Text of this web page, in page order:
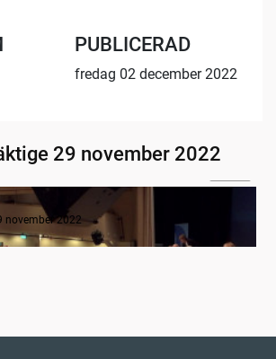
PUBLICERAD
fredag 02 december 2022
29 november 2022
november 2022